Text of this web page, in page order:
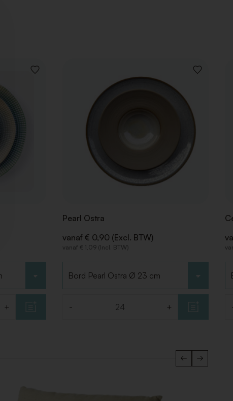
VOEG
+
VOEG
Pearl Ostra
vanaf € 0,90 (Excl. BTW)
vanaf € 1,09 (Incl. BTW)
- +